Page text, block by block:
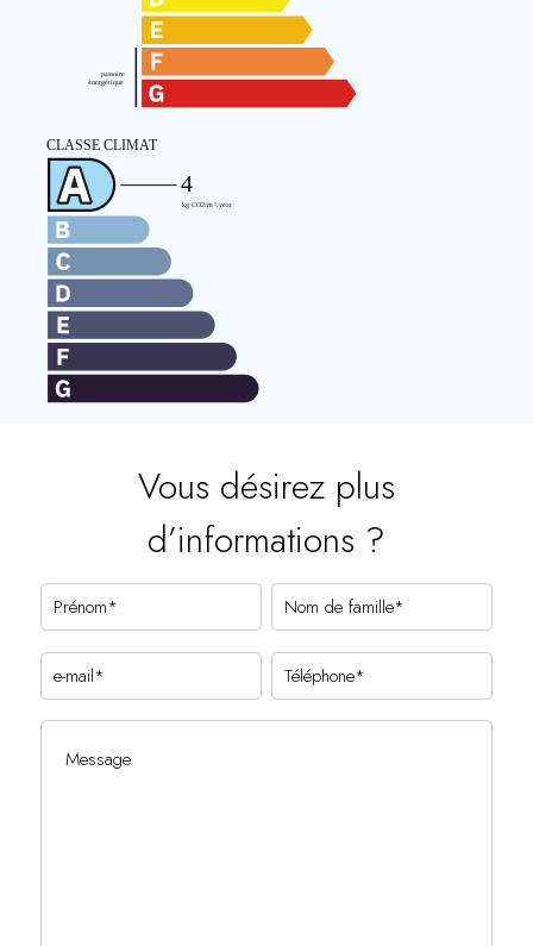
Vous désirez plus
d’informations ?